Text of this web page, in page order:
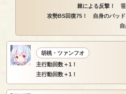
棘による反撃！ 笹
攻勢BS回復75！ 自身のバッド
胡桃・ツァンフオ
主行動回数＋1！
主行動回数＋1！